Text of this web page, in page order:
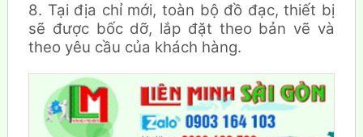
8. Tại địa chỉ mới, toàn bộ đồ đạc, thiết bị
sẽ được bốc dỡ, lắp đặt theo bản vẽ và
theo yêu cầu của khách hàng.